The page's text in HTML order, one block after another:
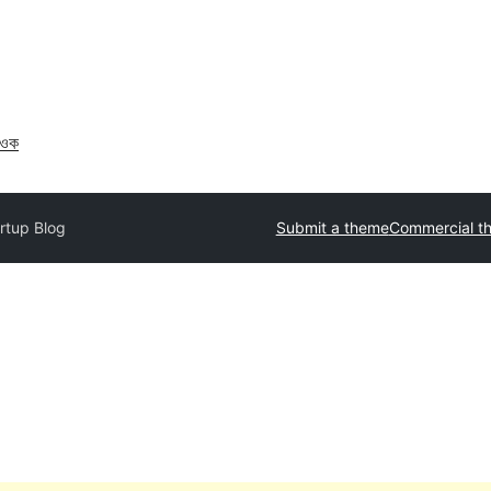
Blog Submit a themeCommercial